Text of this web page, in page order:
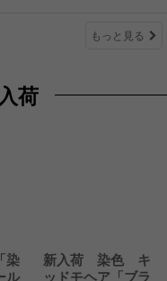
もっと見る
荷
染
ル
新入荷 染色 キ
ッドモヘア「ブラ